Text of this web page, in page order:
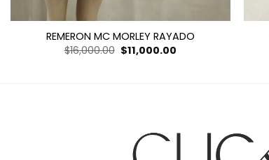
REMERON MC MORLEY RAYADO
$16,000.00 El
precio
$11,000.00El